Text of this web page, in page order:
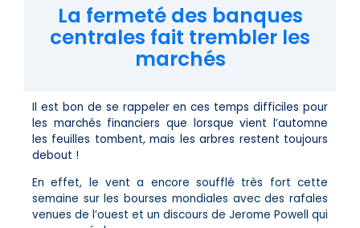
La fermeté des banques
centrales fait trembler les
marchés
Il est bon de se rappeler en ces temps difficiles pour
les marchés financiers que lorsque vient l’automne
les feuilles tombent, mais les arbres restent toujours
debout !
En effet, le vent a encore soufflé très fort cette
semaine sur les bourses mondiales avec des rafales
venues de l’ouest et un discours de Jerome Powell qui